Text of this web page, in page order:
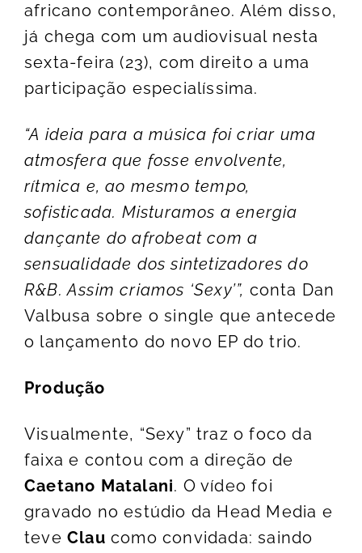
africano contemporâneo. Além disso,
já chega com um audiovisual nesta
sexta-feira (23), com direito a uma
participação especialíssima.
“A ideia para a música foi criar uma
atmosfera que fosse envolvente,
rítmica e, ao mesmo tempo,
sofisticada. Misturamos a energia
dançante do afrobeat com a
sensualidade dos sintetizadores do
R&B. Assim criamos ‘Sexy’”, conta Dan
Valbusa sobre o single que antecede
o lançamento do novo EP do trio.
Produção
Visualmente, “Sexy” traz o foco da
faixa e contou com a direção de
Caetano Matalani. O vídeo foi
gravado no estúdio da Head Media e
teve Clau como convidada: saindo